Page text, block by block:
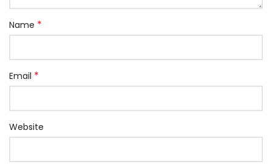
Name *
Email *
Website